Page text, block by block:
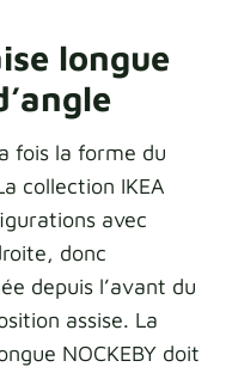
longue
fois la forme du
collection IKEA
avec
donc
depuis l’avant du
assise. La
NOCKEBY doit